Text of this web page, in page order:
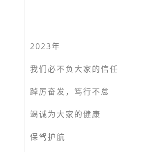
2023年
我们必不负大家的信任
踔厉奋发，笃行不怠
竭诚为大家的健康
保驾护航